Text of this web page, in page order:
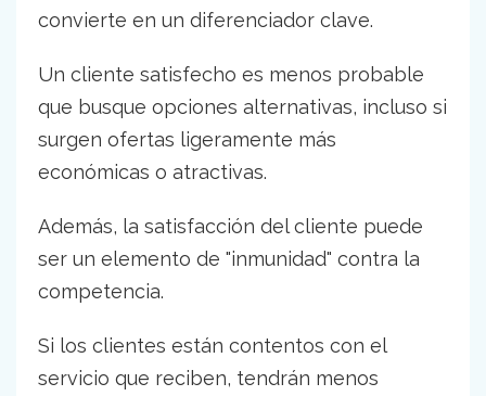
convierte en un diferenciador clave.
Un cliente satisfecho es menos probable
que busque opciones alternativas, incluso si
surgen ofertas ligeramente más
económicas o atractivas.
Además, la satisfacción del cliente puede
ser un elemento de "inmunidad" contra la
competencia.
Si los clientes están contentos con el
servicio que reciben, tendrán menos